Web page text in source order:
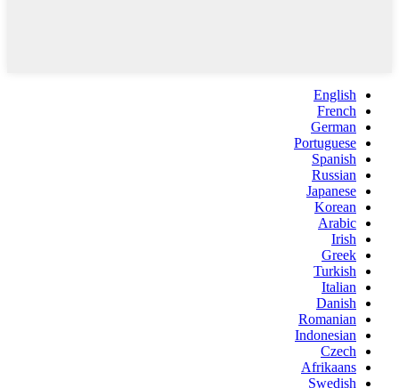
English
French
German
Portuguese
Spanish
Russian
Japanese
Korean
Arabic
Irish
Greek
Turkish
Italian
Danish
Romanian
Indonesian
Czech
Afrikaans
Swedish